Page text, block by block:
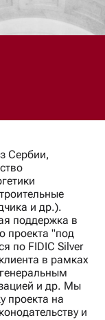
Сербии,
и др.).
поддержка в
проекта "под
по FIDIC Silver
в рамках
и др. Мы
проекта на
и